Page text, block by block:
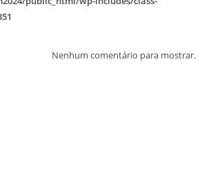
Nenhum comentário para mostrar.